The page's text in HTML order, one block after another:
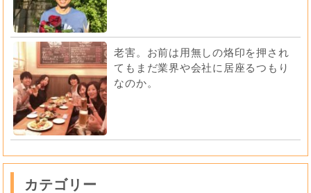
老害。お前は用無しの烙印を押され
てもまだ業界や会社に居座るつもり
なのか。
カテゴリー